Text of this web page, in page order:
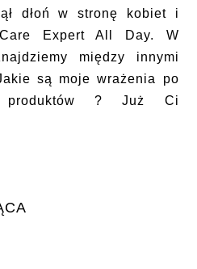
dłoń w stronę kobiet i
Expert All Day. W
między innymi
są moje wrażenia po
produktów ? Już Ci